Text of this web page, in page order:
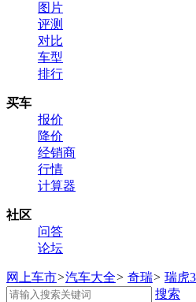
图片
评测
对比
车型
排行
买车
报价
降价
经销商
行情
计算器
社区
问答
论坛
网上车市>汽车大全> 奇瑞> 瑞虎3
搜索